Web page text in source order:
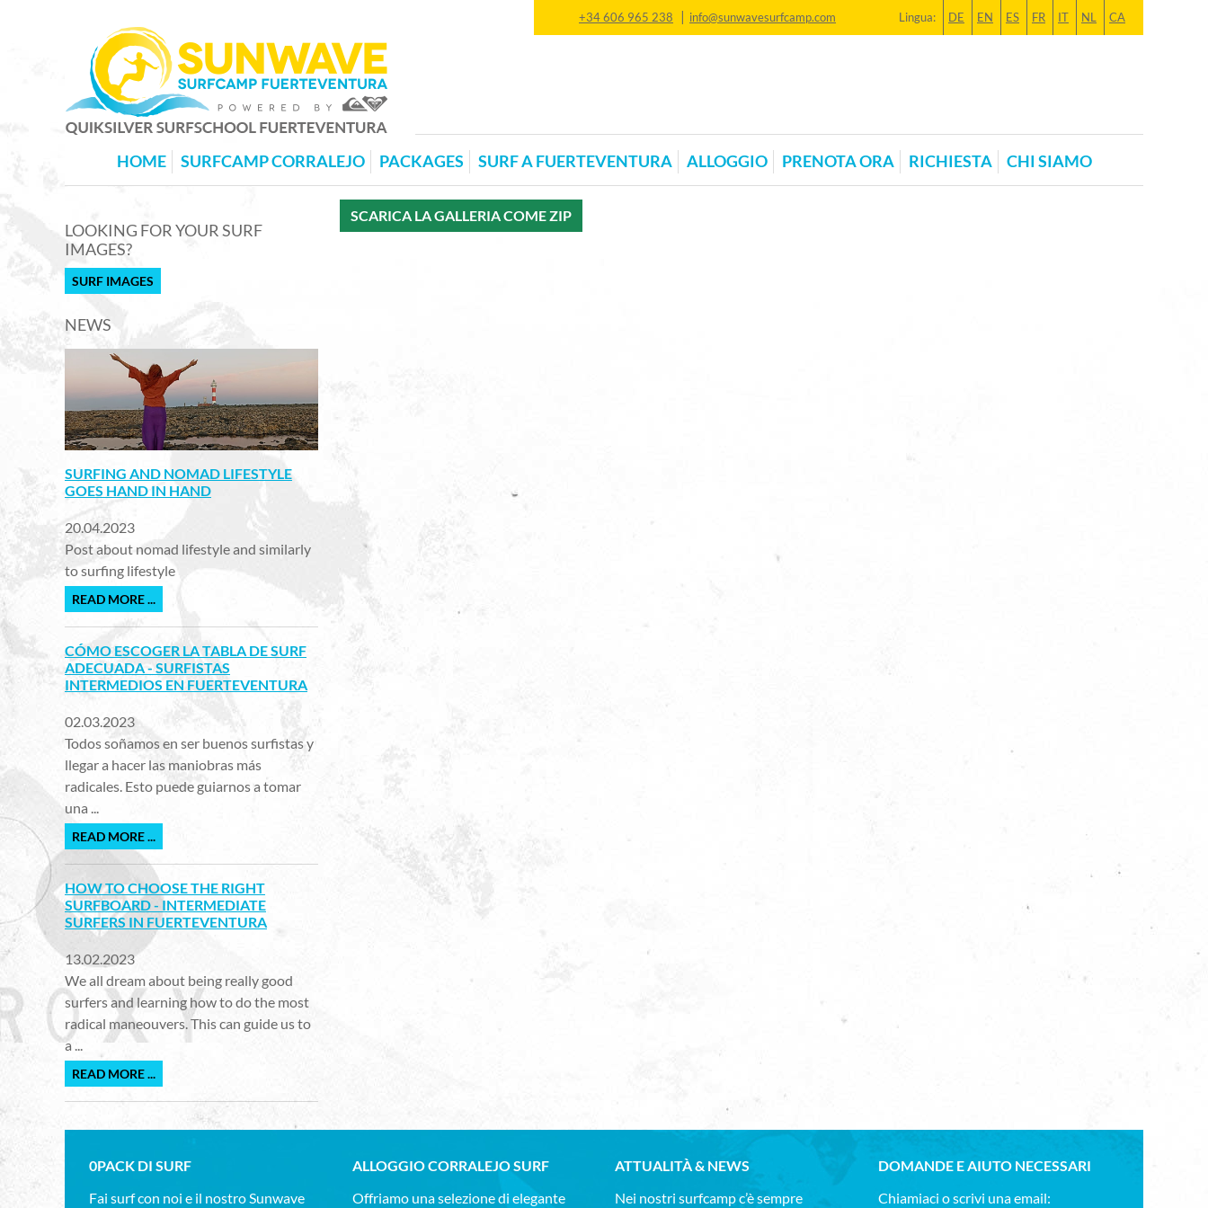
+34 606 965 238 | info@sunwavesurfcamp.com Lingua: DE EN ES FR IT NL CA
HOME SURFCAMP CORRALEJO PACKAGES SURF A FUERTEVENTURA ALLOGGIO PRENOTA ORA RICHIESTA CHI SIAMO
SCARICA LA GALLERIA COME ZIP
LOOKING FOR YOUR SURF
IMAGES?
SURF IMAGES
NEWS
SURFING AND NOMAD LIFESTYLE
GOES HAND IN HAND
20.04.2023
Post about nomad lifestyle and similarly
to surfing lifestyle
READ MORE ...
CÓMO ESCOGER LA TABLA DE SURF
ADECUADA - SURFISTAS
INTERMEDIOS EN FUERTEVENTURA
02.03.2023
Todos soñamos en ser buenos surfistas y
llegar a hacer las maniobras más
radicales. Esto puede guiarnos a tomar
una ...
READ MORE ...
HOW TO CHOOSE THE RIGHT
SURFBOARD - INTERMEDIATE
SURFERS IN FUERTEVENTURA
13.02.2023
We all dream about being really good
surfers and learning how to do the most
radical maneouvers. This can guide us to
a ...
READ MORE ...
0PACK DI SURF
Fai surf con noi e il nostro Sunwave
ALLOGGIO CORRALEJO SURF
Offriamo una selezione di elegante
ATTUALITÀ & NEWS
Nei nostri surfcamp c’è sempre
DOMANDE E AIUTO NECESSARI
Chiamiaci o scrivi una email: